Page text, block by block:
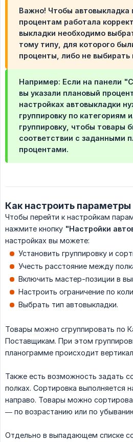
Важно! Чтобы автовыкладка
процентам работала
выкладки необходимо
тому типу, для которого
проценты, либо не выбирать
Например: Если на панели
вы указали плановый
настройках автовыкладки
группировку по категориям
группировку, чтобы товары
соответствии с заданными
процентами.
Как настроить
Чтобы перейти к настройкам
нажмите кнопку "Настройки
настройках вы можете:
Установить группировку и
Учесть расстояние между
Включить мастер-позиции в
Настроить ограничение по
Выбрать тип автовыкладки.
Товары можно сгруппировать по
Поставщикам. При этом
планограмме происходит
Также есть возможность задать
полках. Сортировка выполняется
направо. Товары можно
— по возрастанию или по
Отдельно в выпадающем списке